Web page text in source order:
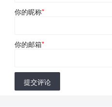
你的昵称*
你的邮箱*
提交评论